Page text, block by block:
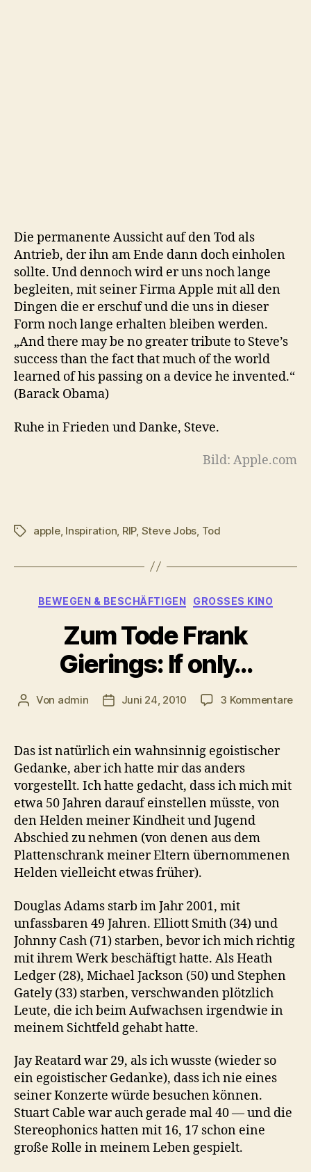
Die permanente Aussicht auf den Tod als
Antrieb, der ihn am Ende dann doch einholen
sollte. Und dennoch wird er uns noch lange
begleiten, mit seiner Firma Apple mit all den
Dingen die er erschuf und die uns in dieser
Form noch lange erhalten bleiben werden.
„And there may be no greater tribute to Steve’s
success than the fact that much of the world
learned of his passing on a device he invented.“
(Barack Obama)
Ruhe in Frieden und Danke, Steve.
Bild: Apple.com
Schlagwörter
apple, Inspiration, RIP, Steve Jobs, Tod
Kategorien
BEWEGEN & BESCHÄFTIGEN GROSSES KINO
Zum Tode Frank
Gierings: If only…
Beitragsautor
Von admin Veröffentlichungsdatum
Juni 24, 2010 3 Kommentarezu
Das ist natürlich ein wahnsinnig egoistischer
Gedanke, aber ich hatte mir das anders
vorgestellt. Ich hatte gedacht, dass ich mich mit
etwa 50 Jahren darauf einstellen müsste, von
den Helden meiner Kindheit und Jugend
Abschied zu nehmen (von denen aus dem
Plattenschrank meiner Eltern übernommenen
Helden vielleicht etwas früher).
Douglas Adams starb im Jahr 2001, mit
unfassbaren 49 Jahren. Elliott Smith (34) und
Johnny Cash (71) starben, bevor ich mich richtig
mit ihrem Werk beschäftigt hatte. Als Heath
Ledger (28), Michael Jackson (50) und Stephen
Gately (33) starben, verschwanden plötzlich
Leute, die ich beim Aufwachsen irgendwie in
meinem Sichtfeld gehabt hatte.
Jay Reatard war 29, als ich wusste (wieder so
ein egoistischer Gedanke), dass ich nie eines
seiner Konzerte würde besuchen können.
Stuart Cable war auch gerade mal 40 — und die
Stereophonics hatten mit 16, 17 schon eine
große Rolle in meinem Leben gespielt.